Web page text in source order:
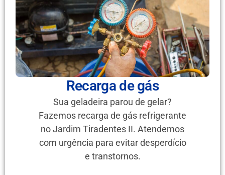
Recarga de gás
Sua geladeira parou de gelar?
Fazemos recarga de gás refrigerante
no Jardim Tiradentes II. Atendemos
com urgência para evitar desperdício
e transtornos.